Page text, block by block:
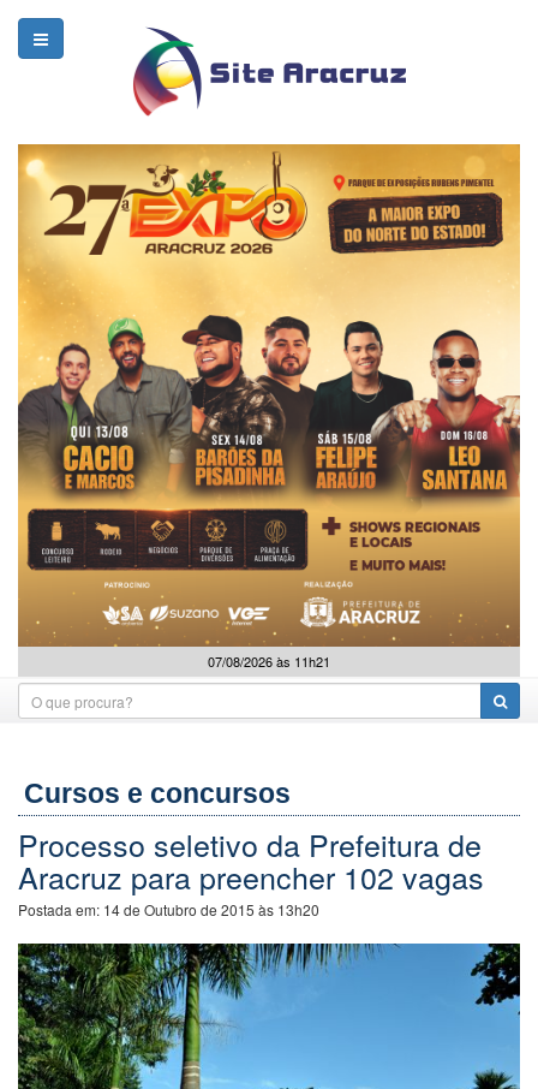
07/08/2026 às 11h21
Cursos e concursos
Processo seletivo da Prefeitura de
Aracruz para preencher 102 vagas
Postada em: 14 de Outubro de 2015 às 13h20